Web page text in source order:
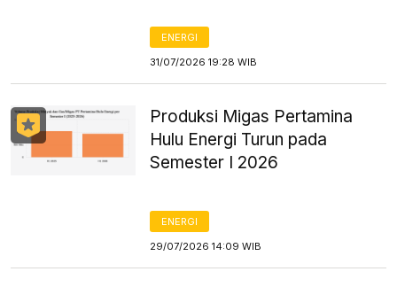
ENERGI
31/07/2026 19:28 WIB
Produksi Migas Pertamina
Hulu Energi Turun pada
Semester I 2026
ENERGI
29/07/2026 14:09 WIB